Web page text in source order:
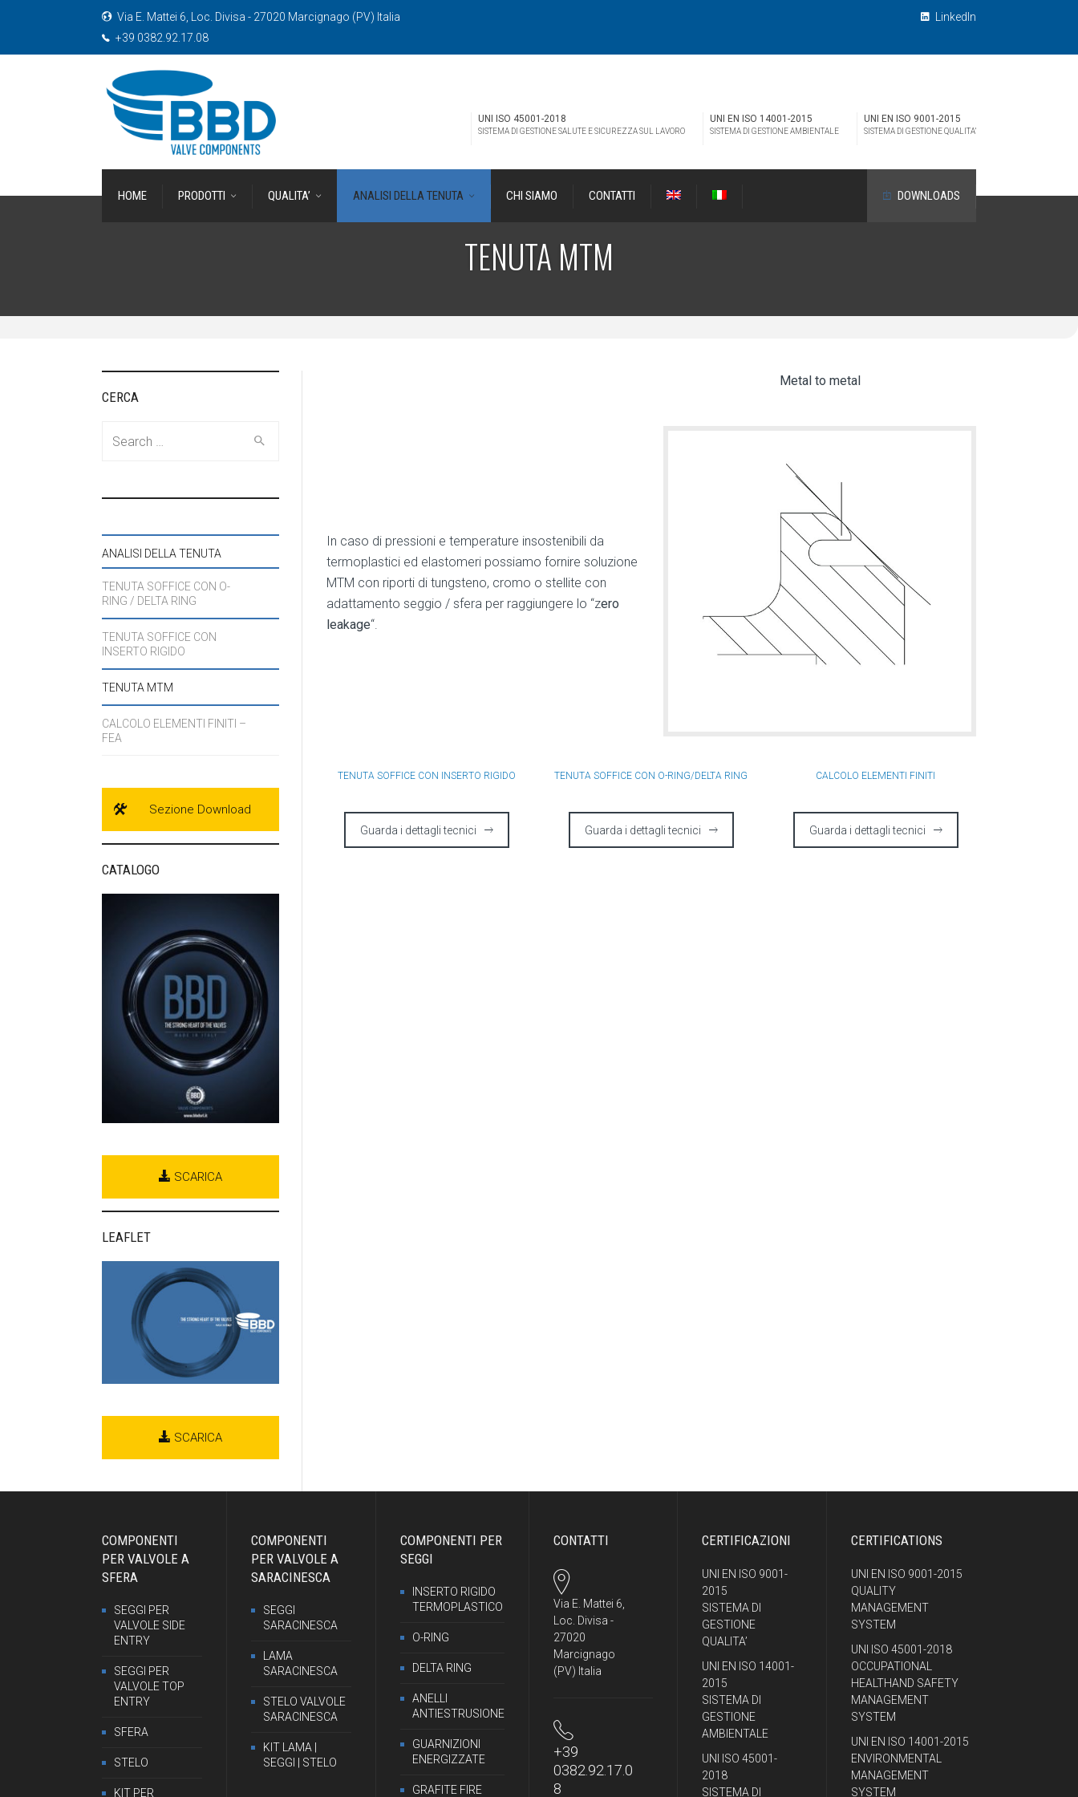
Via E. Mattei 6, Loc. Divisa - 27020 Marcignago (PV) Italia
+39 0382.92.17.08
LinkedIn
UNI EN ISO 9001-2015
SISTEMA DI GESTIONE QUALITA’
UNI EN ISO 14001-2015
SISTEMA DI GESTIONE AMBIENTALE
UNI ISO 45001-2018
SISTEMA DI GESTIONE SALUTE E SICUREZZA SUL LAVORO
HOME PRODOTTI QUALITA’ ANALISI DELLA TENUTA CHI SIAMO CONTATTI DOWNLOADS
TENUTA MTM
In caso di pressioni e temperature insostenibili da
termoplastici ed elastomeri possiamo fornire soluzione
MTM con riporti di tungsteno, cromo o stellite con
adattamento seggio / sfera per raggiungere lo “zero
leakage“.
Metal to metal
TENUTA SOFFICE CON INSERTO RIGIDO
Guarda i dettagli tecnici
TENUTA SOFFICE CON O-RING/DELTA RING
Guarda i dettagli tecnici
CALCOLO ELEMENTI FINITI
Guarda i dettagli tecnici
CERCA
ANALISI DELLA TENUTA
TENUTA SOFFICE CON O-
RING / DELTA RING
TENUTA SOFFICE CON
INSERTO RIGIDO
TENUTA MTM
CALCOLO ELEMENTI FINITI –
FEA
Sezione Download
CATALOGO
SCARICA
LEAFLET
SCARICA
COMPONENTI
PER VALVOLE A
SFERA
SEGGI PER
VALVOLE SIDE
ENTRY
SEGGI PER
VALVOLE TOP
ENTRY
SFERA
STELO
KIT PER
COMPONENTI
PER VALVOLE A
SARACINESCA
SEGGI
SARACINESCA
LAMA
SARACINESCA
STELO VALVOLE
SARACINESCA
KIT LAMA |
SEGGI | STELO
COMPONENTI PER
SEGGI
INSERTO RIGIDO
TERMOPLASTICO
O-RING
DELTA RING
ANELLI
ANTIESTRUSIONE
GUARNIZIONI
ENERGIZZATE
GRAFITE FIRE
CONTATTI
Via E. Mattei 6,
Loc. Divisa -
27020
Marcignago
(PV) Italia
+39
0382.92.17.0
8
CERTIFICAZIONI
UNI EN ISO 9001-
2015
SISTEMA DI
GESTIONE
QUALITA’
UNI EN ISO 14001-
2015
SISTEMA DI
GESTIONE
AMBIENTALE
UNI ISO 45001-
2018
SISTEMA DI
CERTIFICATIONS
UNI EN ISO 9001-2015
QUALITY
MANAGEMENT
SYSTEM
UNI ISO 45001-2018
OCCUPATIONAL
HEALTHAND SAFETY
MANAGEMENT
SYSTEM
UNI EN ISO 14001-2015
ENVIRONMENTAL
MANAGEMENT
SYSTEM